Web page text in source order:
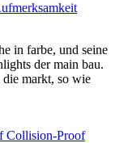
in farbe, und seine
der main bau.
markt, so wie
Collision-Proof